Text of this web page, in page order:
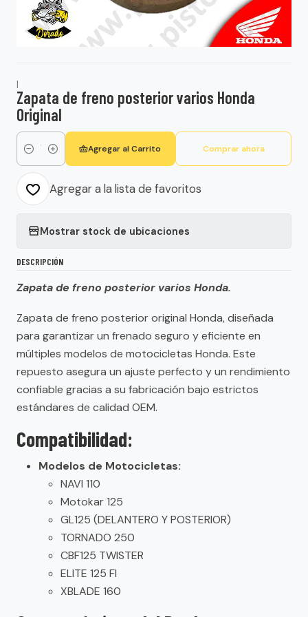
|
Zapata de freno posterior varios Honda
Original
Cantidad
Agregar al Carrito Comprar ahora
Agregar a la lista de favoritos
Mostrar stock de ubicaciones
DESCRIPCIÓN
Zapata de freno posterior varios Honda.
Zapata de freno posterior original Honda, diseñada
para garantizar un frenado seguro y eficiente en
múltiples modelos de motocicletas Honda. Este
repuesto asegura un ajuste perfecto y un rendimiento
confiable gracias a su fabricación bajo estrictos
estándares de calidad OEM.
Compatibilidad:
Modelos de Motocicletas:
NAVI 110
Motokar 125
GL125 (DELANTERO Y POSTERIOR)
TORNADO 250
CBF125 TWISTER
ELITE 125 FI
XBLADE 160